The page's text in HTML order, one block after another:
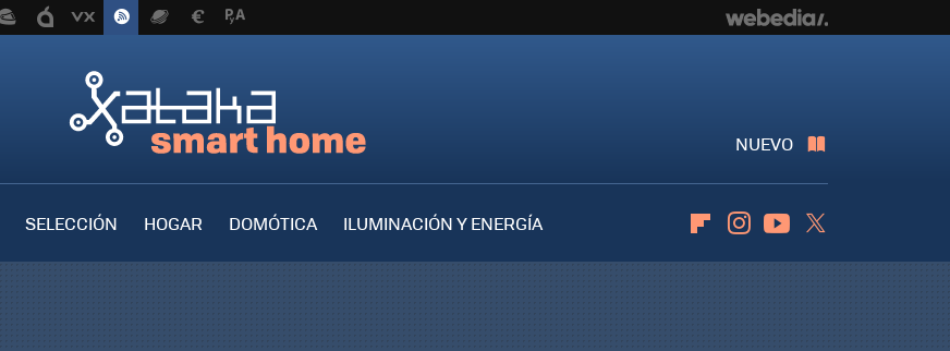
NUEVO
SELECCIÓN HOGAR DOMÓTICA
ILUMINACIÓN Y ENERGÍA
FlipboardInstagramYoutube